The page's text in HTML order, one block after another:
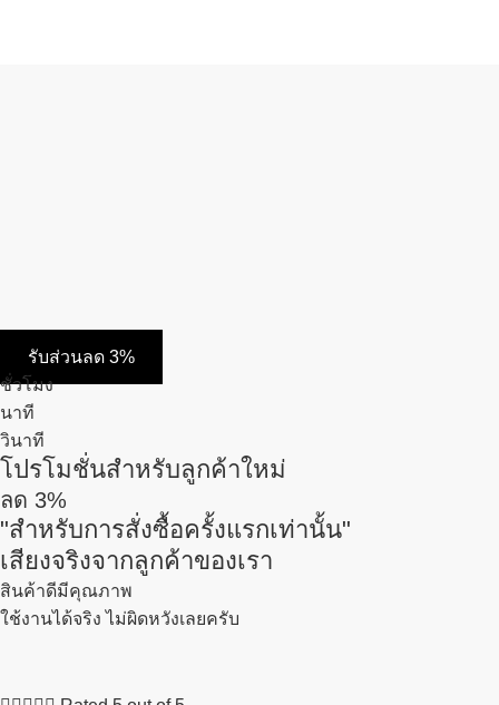
รับส่วนลด 3%
ชั่วโมง
นาที
วินาที
โปรโมชั่นสำหรับลูกค้าใหม่
ลด 3%
"สำหรับการสั่งซื้อครั้งแรกเท่านั้น"
เสียงจริงจากลูกค้าของเรา
สินค้าดีมีคุณภาพ
ใช้งานได้จริง ไม่ผิดหวังเลยครับ